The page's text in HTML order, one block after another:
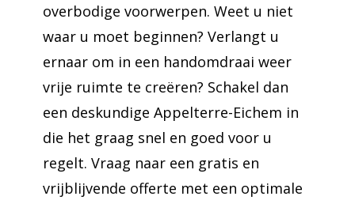
overbodige voorwerpen. Weet u niet
waar u moet beginnen? Verlangt u
ernaar om in een handomdraai weer
vrije ruimte te creëren? Schakel dan
een deskundige Appelterre-Eichem in
die het graag snel en goed voor u
regelt. Vraag naar een gratis en
vrijblijvende offerte met een optimale